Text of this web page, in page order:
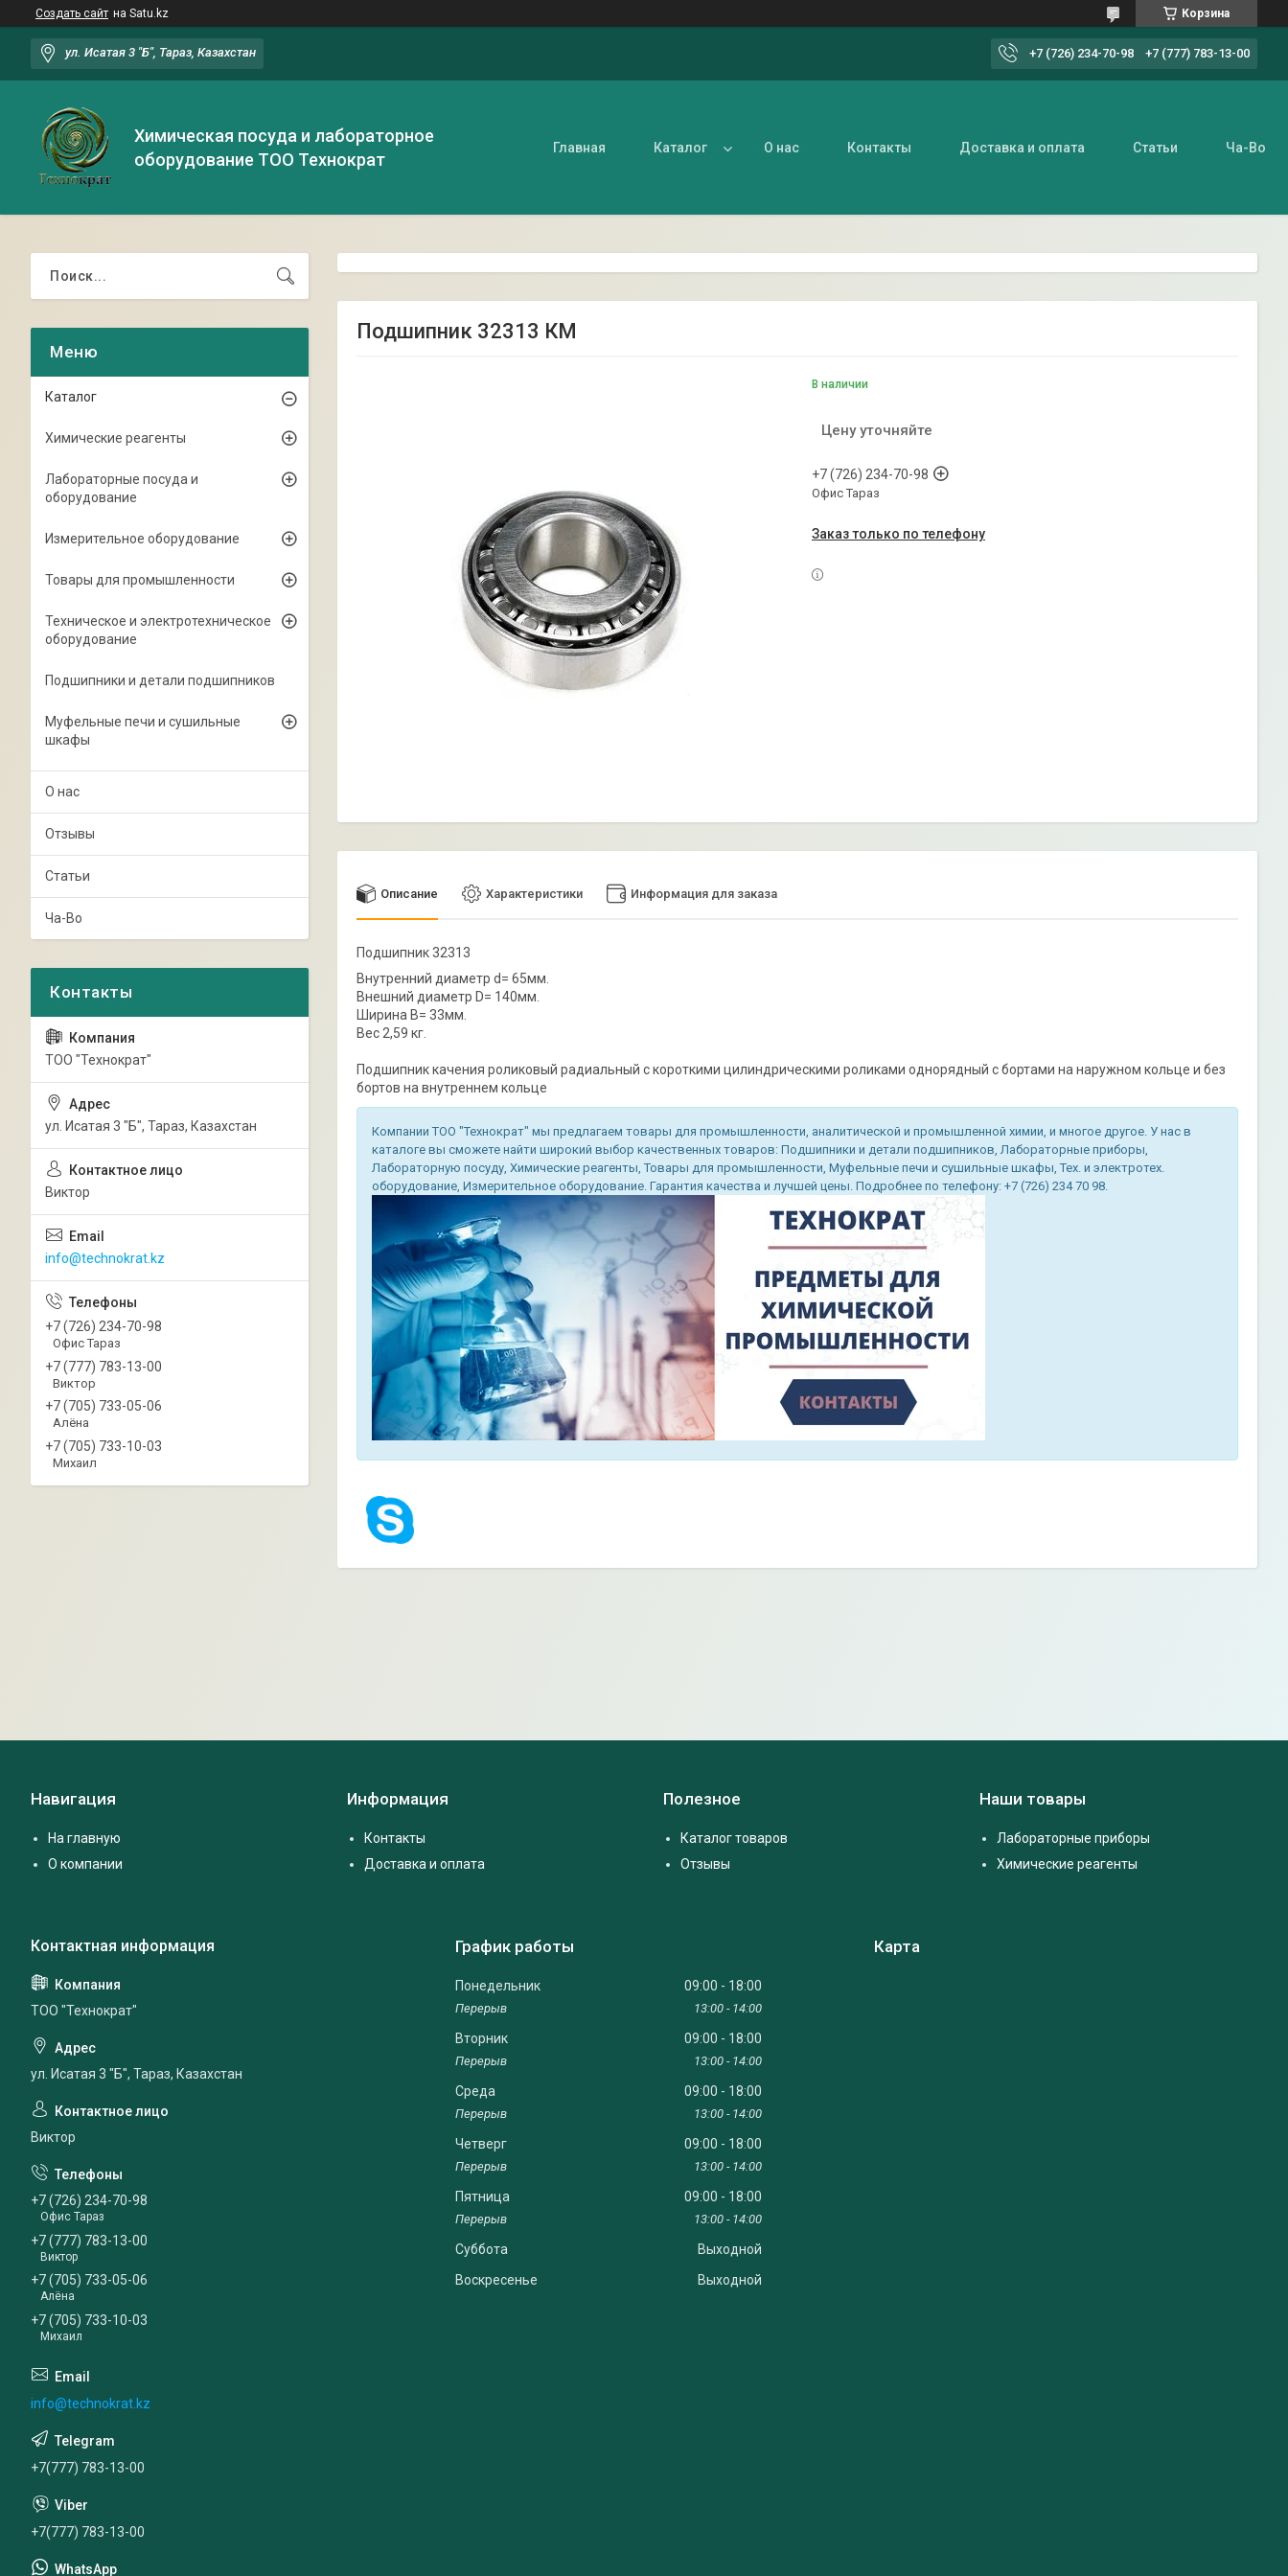
Создать сайт на Satu.kz Корзина
ул. Исатая 3 "Б", Тараз, Казахстан +7 (726) 234-70-98 +7 (777) 783-13-00
Химическая посуда и лабораторное
оборудование ТОО Технократ
Главная Каталог О нас Контакты Доставка и оплата Статьи Ча-Во
Подшипник 32313 КМ
В наличии
Цену уточняйте
+7 (726) 234-70-98
Офис Тараз
Заказ только по телефону
Описание Характеристики Информация для заказа
Подшипник 32313
Внутренний диаметр d= 65мм.
Внешний диаметр D= 140мм.
Ширина B= 33мм.
Вес 2,59 кг.
Подшипник качения роликовый радиальный с короткими цилиндрическими роликами однорядный с бортами на наружном кольце и без
бортов на внутреннем кольце
Компании ТОО "Технократ" мы предлагаем товары для промышленности, аналитической и промышленной химии, и многое другое. У нас в
каталоге вы сможете найти широкий выбор качественных товаров: Подшипники и детали подшипников, Лабораторные приборы,
Лабораторную посуду, Химические реагенты, Товары для промышленности, Муфельные печи и сушильные шкафы, Тех. и электротех.
оборудование, Измерительное оборудование. Гарантия качества и лучшей цены. Подробнее по телефону: +7 (726) 234 70 98.
Каталог
Химические реагенты
Лабораторные посуда и
оборудование
Измерительное оборудование
Товары для промышленности
Техническое и электротехническое
оборудование
Подшипники и детали подшипников
Муфельные печи и сушильные
шкафы
О нас
Отзывы
Статьи
Ча-Во
ТОО "Технократ"
ул. Исатая 3 "Б", Тараз, Казахстан
Виктор
info@technokrat.kz
+7 (726) 234-70-98
Офис Тараз
+7 (777) 783-13-00
Виктор
+7 (705) 733-05-06
Алёна
+7 (705) 733-10-03
Михаил
Навигация
На главную
О компании
Информация
Контакты
Доставка и оплата
Полезное
Каталог товаров
Отзывы
Наши товары
Лабораторные приборы
Химические реагенты
ТОО "Технократ"
ул. Исатая 3 "Б", Тараз, Казахстан
Виктор
+7 (726) 234-70-98
Офис Тараз
+7 (777) 783-13-00
Виктор
+7 (705) 733-05-06
Алёна
+7 (705) 733-10-03
Михаил
info@technokrat.kz
+7(777) 783-13-00
+7(777) 783-13-00
График работы
Понедельник 09:00 18:00
13:00 14:00
Вторник 09:00 18:00
13:00 14:00
Среда 09:00 18:00
13:00 14:00
Четверг 09:00 18:00
13:00 14:00
Пятница 09:00 18:00
13:00 14:00
Суббота
Выходной
Воскресенье
Выходной
Карта